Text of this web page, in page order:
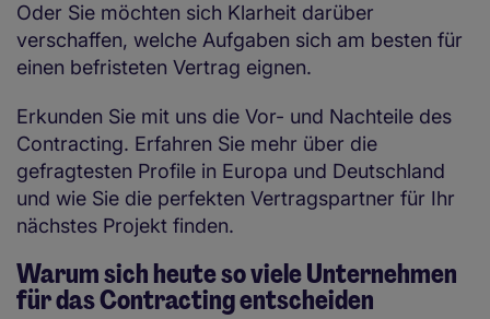
Oder Sie möchten sich Klarheit darüber
verschaffen, welche Aufgaben sich am besten für
einen befristeten Vertrag eignen.
Erkunden Sie mit uns die Vor- und Nachteile des
Contracting. Erfahren Sie mehr über die
gefragtesten Profile in Europa und Deutschland
und wie Sie die perfekten Vertragspartner für Ihr
nächstes Projekt finden.
Warum sich heute so viele Unternehmen
für das Contracting entscheiden